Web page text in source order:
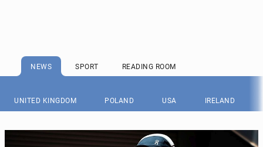
NEWS SPORT READING ROOM
UNITED KINGDOM POLAND USA IRELAND